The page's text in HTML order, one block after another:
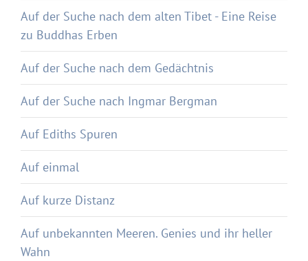
Auf der Suche nach dem alten Tibet - Eine Reise
zu Buddhas Erben
Auf der Suche nach dem Gedächtnis
Auf der Suche nach Ingmar Bergman
Auf Ediths Spuren
Auf einmal
Auf kurze Distanz
Auf unbekannten Meeren. Genies und ihr heller
Wahn